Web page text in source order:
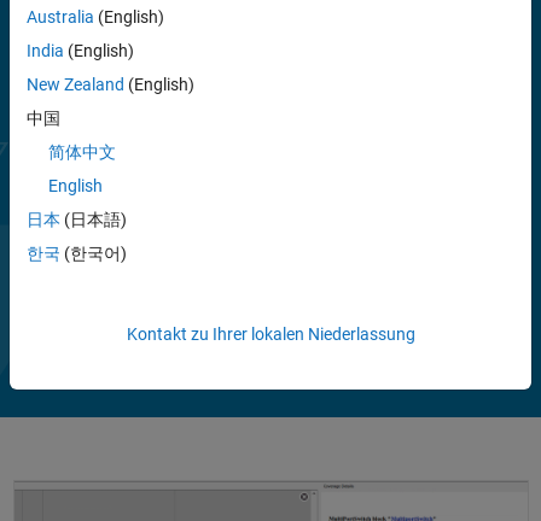
Testlücken, fehlende Anforderungen oder unbeabsichtigte
Simulink Coverage erstellt interaktive Berichte, die zeigen, welcher
Anteil Ihres Modells, Ihrer S-Funktionen in C/C++, MATLAB-
ausgeführt wurde. Sie können Abdeckungsergebnisse in Blöcken und
Subsystemen hervorheben, um Testlücken zu visualisieren. Um die
Testvollständigkeit zu bewerten, können Sie Abdeckungsdaten von
Systemtests erhaltene Abdeckung einsehen. Ergebnisse der
Abdeckung auszuschließen und fehlende Abdeckung in Berichten zu
Die Unterstützung von Branchenstandards steht über das DO
Video
abspielen
Australia (English)
India (English)
New Zealand (English)
中国
简体中文
English
日本 (日本語)
한국 (한국어)
Kontakt zu Ihrer lokalen Niederlassung